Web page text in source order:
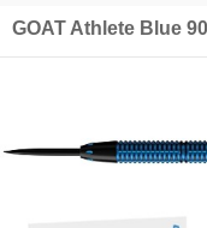
GOAT Athlete Blue